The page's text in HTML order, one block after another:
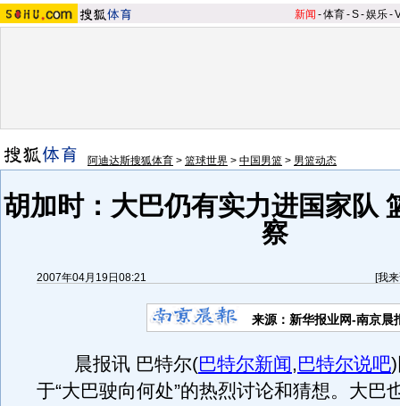
新闻 -体育-S-娱乐-
阿迪达斯搜狐体育 > 篮球世界 > 中国男篮 > 男篮动态
胡加时：大巴仍有实力进国家队
察
2007年04月19日08:21 [我
来源：新华报业网-南京晨
晨报讯 巴特尔(巴特尔新闻,巴特尔说吧)
于“大巴驶向何处”的热烈讨论和猜想。大巴